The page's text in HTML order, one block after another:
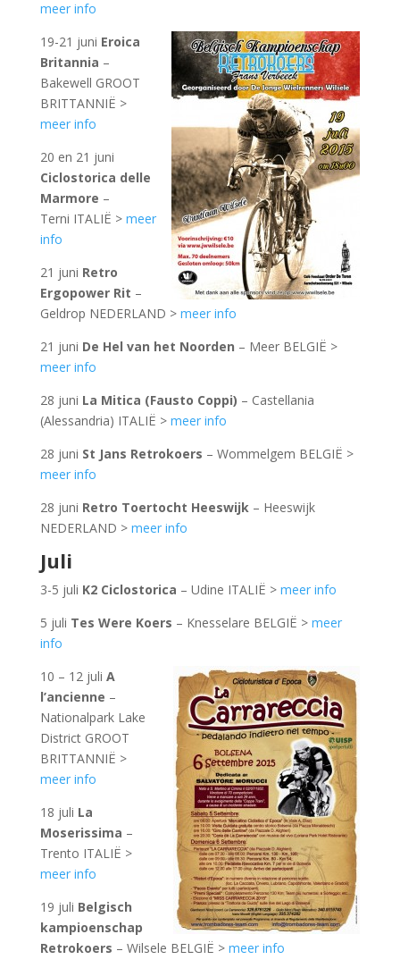
meer info
19-21 juni Eroica
Britannia –
Bakewell GROOT
BRITTANNIË >
meer info
20 en 21 juni
Ciclostorica delle
Marmore –
Terni ITALIË > meer
info
21 juni Retro
Ergopower Rit –
Geldrop NEDERLAND > meer info
21 juni De Hel van het Noorden – Meer BELGIË >
meer info
28 juni La Mitica (Fausto Coppi) – Castellania
(Alessandria) ITALIË > meer info
28 juni St Jans Retrokoers – Wommelgem BELGIË >
meer info
28 juni Retro Toertocht Heeswijk– Heeswijk
NEDERLAND > meer info
Juli
3-5 juli K2 Ciclostorica – Udine ITALIË > meer info
5 juli Tes Were Koers – Knesselare BELGIË > meer
info
10 – 12 juli A
l’ancienne –
Nationalpark Lake
District GROOT
BRITTANNIË >
meer info
18 juli La
Moserissima –
Trento ITALIË >
meer info
19 juli Belgisch
kampioenschap
Retrokoers – Wilsele BELGIË > meer info